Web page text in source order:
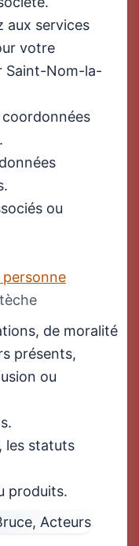
aux services
votre
Saint-Nom-la-
ou
personne
de moralité
présents,
ou
les statuts
produits.